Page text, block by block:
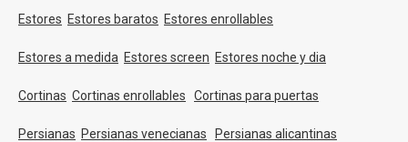
Estores Estores baratos Estores enrollables
Estores a medida Estores screen Estores noche y dia
Cortinas Cortinas enrollables Cortinas para puertas
Persianas Persianas venecianas Persianas alicantinas